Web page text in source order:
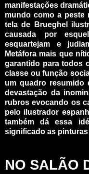
manifestações
mundo como a peste
tela de Brueghel
causada por
esquartejam e
Metáfora mais que
garantido para todos
classe ou função
um quadro resumido
devastação da
rubros evocando os
pelo ilustrador
também dá essa
significado as
NO SALÃO